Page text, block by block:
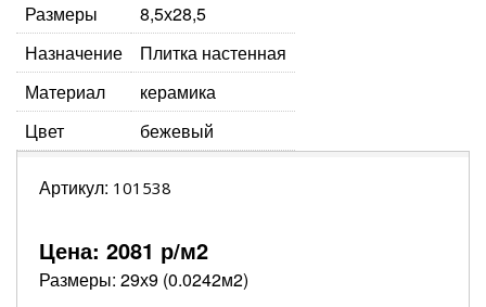
Размеры
8,5х28,5
Назначение
Плитка настенная
Материал
керамика
Цвет
бежевый
Артикул: 101538
Цена: 2081 р/м2
Размеры: 29х9 (0.0242м2)